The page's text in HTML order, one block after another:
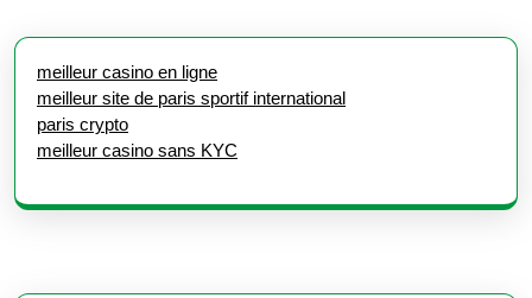
meilleur casino en ligne
meilleur site de paris sportif international
paris crypto
meilleur casino sans KYC